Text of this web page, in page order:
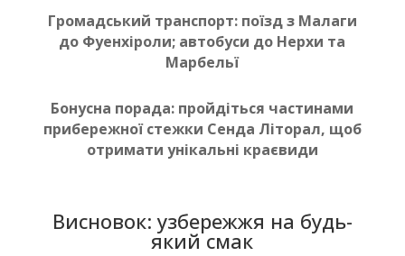
Громадський транспорт: поїзд з Малаги
до Фуенхіроли; автобуси до Нерхи та
Марбельї
Бонусна порада: пройдіться частинами
прибережної стежки Сенда Літорал, щоб
отримати унікальні краєвиди
Висновок: узбережжя на будь-
який смак